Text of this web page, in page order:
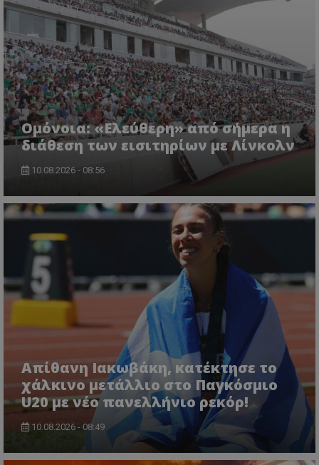
Ομόνοια: «Ελεύθερη» από σήμερα η
διάθεση των εισιτηρίων με Λίνκολν
10.08.2026 - 08:56
Απίθανη Ιακωβάκη, κατέκτησε το
χάλκινο μετάλλιο στο Παγκόσμιο
U20 με νέο πανελλήνιο ρεκόρ!
10.08.2026 - 08:49